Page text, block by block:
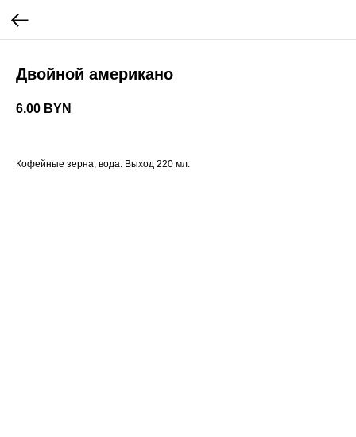
Двойной американо
6.00 BYN
Кофейные зерна, вода. Выход 220 мл.